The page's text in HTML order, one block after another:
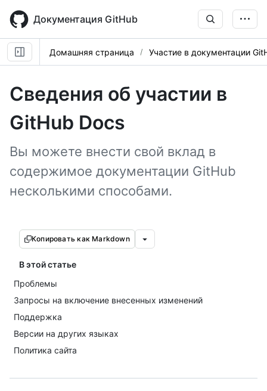
main
content
Документация GitHub
Домашняя страница Участие в документации
Сведения об участии в
GitHub Docs
Вы можете внести свой вклад в
содержимое документации GitHub
несколькими способами.
Копировать как Markdown
В этой статье
Проблемы
Запросы на включение внесенных изменений
Поддержка
Версии на других языках
Политика сайта